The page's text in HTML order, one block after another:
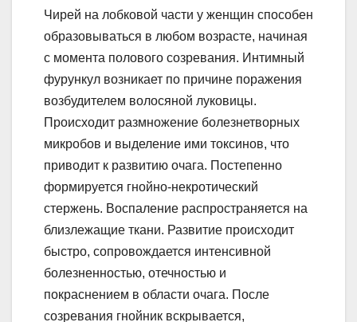
Чирей на лобковой части у женщин способен
образовываться в любом возрасте, начиная
с момента полового созревания. Интимный
фурункул возникает по причине поражения
возбудителем волосяной луковицы.
Происходит размножение болезнетворных
микробов и выделение ими токсинов, что
приводит к развитию очага. Постепенно
формируется гнойно-некротический
стержень. Воспаление распространяется на
близлежащие ткани. Развитие происходит
быстро, сопровождается интенсивной
болезненностью, отечностью и
покраснением в области очага. После
созревания гнойник вскрывается,